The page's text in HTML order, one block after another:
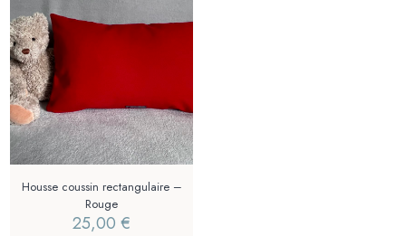
Housse coussin rectangulaire –
Rouge
25,00€